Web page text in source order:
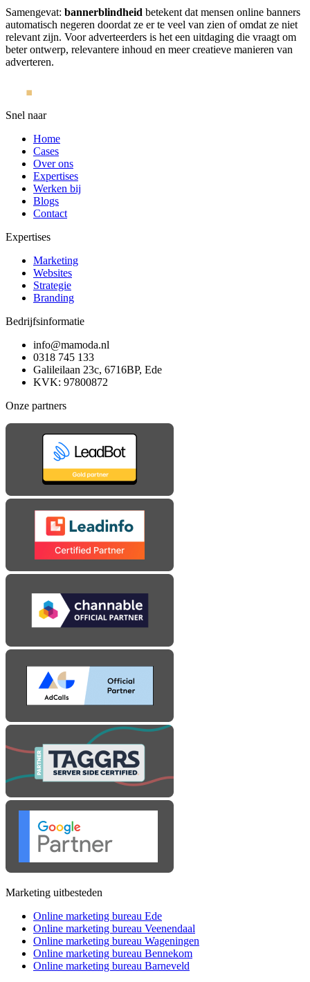
Samengevat: bannerblindheid betekent dat mensen online banners
automatisch negeren doordat ze er te veel van zien of omdat ze niet
relevant zijn. Voor adverteerders is het een uitdaging die vraagt om
beter ontwerp, relevantere inhoud en meer creatieve manieren van
adverteren.
Snel naar
Home
Cases
Over ons
Expertises
Werken bij
Blogs
Contact
Expertises
Marketing
Websites
Strategie
Branding
Bedrijfsinformatie
info@mamoda.nl
0318 745 133
Galileilaan 23c, 6716BP, Ede
KVK: 97800872
Onze partners
Marketing uitbesteden
Online marketing bureau Ede
Online marketing bureau Veenendaal
Online marketing bureau Wageningen
Online marketing bureau Bennekom
Online marketing bureau Barneveld